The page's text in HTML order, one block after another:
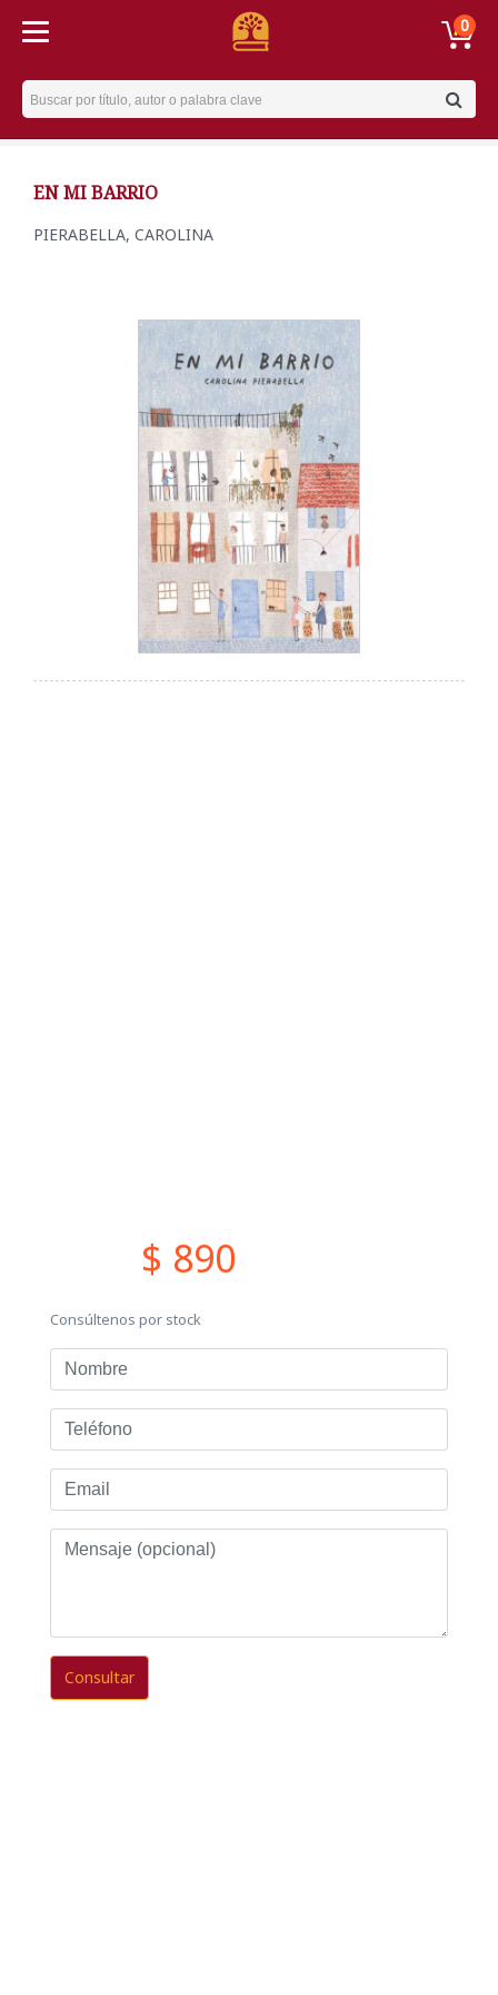
0
Username
EN MI BARRIO
PIERABELLA, CAROLINA
$ 890
Consúltenos por stock
Nombre
Teléfono
Email
Mensaje
(opcional)
Consultar